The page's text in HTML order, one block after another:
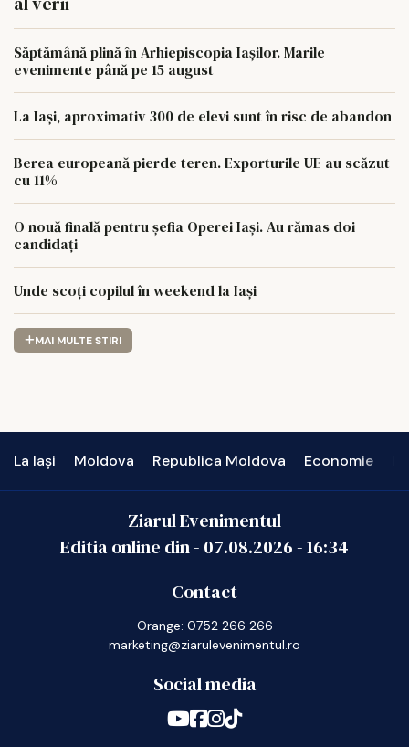
Săptămână plină în Arhiepiscopia Iașilor. Marile
evenimente până pe 15 august
La Iași, aproximativ 300 de elevi sunt în risc de abandon
Berea europeană pierde teren. Exporturile UE au scăzut
cu 11%
O nouă finală pentru șefia Operei Iași. Au rămas doi
candidați
Unde scoți copilul în weekend la Iași
MAI MULTE STIRI
La Iași Moldova Republica Moldova Economie
Ziarul Evenimentul
Editia online din - 07.08.2026-16:34
Contact
Orange: 0752 266 266
marketing@ziarulevenimentul.ro
Social media